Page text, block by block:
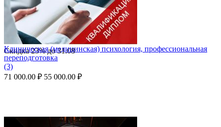
Скидка23%до31.08
Клиническая (медицинская) психология, профессиональная
переподготовка
(3)
71 000.00 ₽ 55 000.00 ₽